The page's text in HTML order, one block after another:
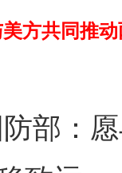
方共同推
：愿